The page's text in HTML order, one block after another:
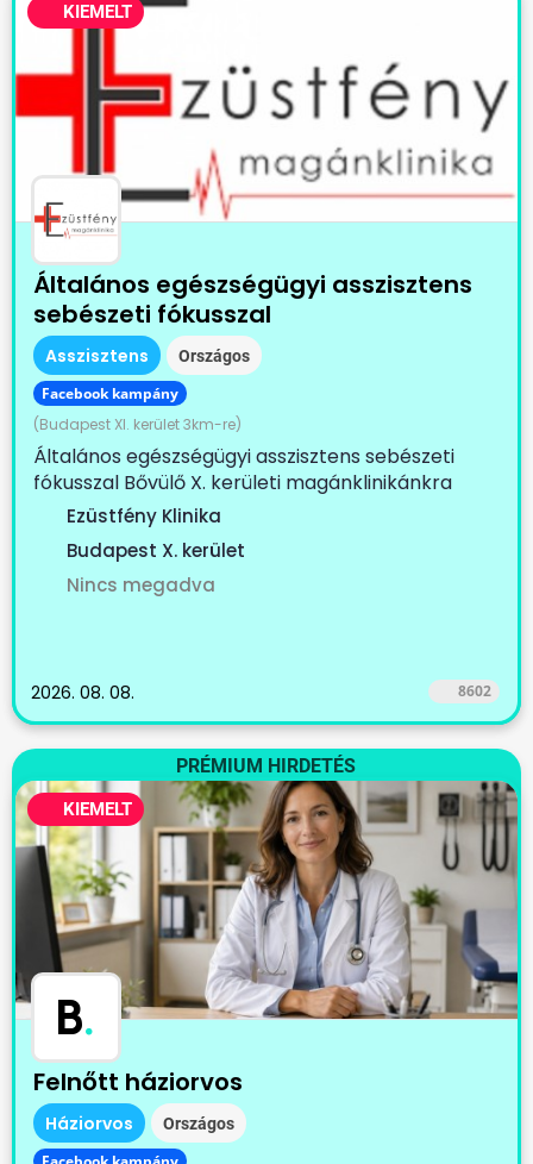
KIEMELT
Általános egészségügyi asszisztens
sebészeti fókusszal
Asszisztens Országos
Facebook kampány
(Budapest XI. kerület 3km-re)
Általános egészségügyi asszisztens sebészeti
fókusszal Bővülő X. kerületi magánklinikánkra
keresünk...
Ezüstfény Klinika
Budapest X. kerület
Nincs megadva
2026. 08. 08. 8602
PRÉMIUM HIRDETÉS
KIEMELT
B.
Felnőtt háziorvos
Háziorvos Országos